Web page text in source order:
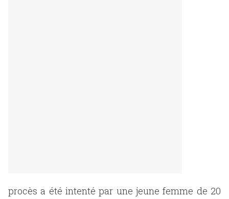
procès a été intenté par une jeune femme de 20